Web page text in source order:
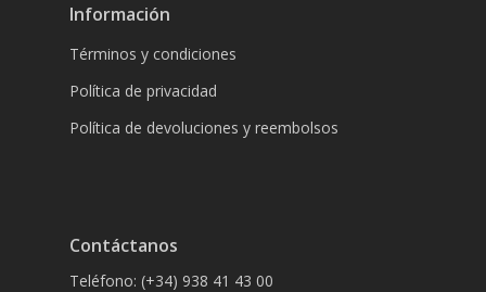
Información
Términos y condiciones
Política de privacidad
Política de devoluciones y reembolsos
Contáctanos
Teléfono: (+34) 938 41 43 00